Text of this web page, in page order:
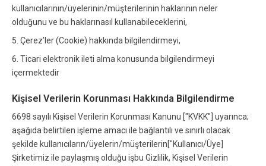
kullanıcılarının/üyelerinin/müşterilerinin haklarının neler
olduğunu ve bu haklarınasıl kullanabileceklerini,
5. Çerez’ler (Cookie) hakkında bilgilendirmeyi,
6. Ticari elektronik ileti alma konusunda bilgilendirmeyi
içermektedir
Kişisel Verilerin Korunması Hakkında Bilgilendirme
6698 sayılı Kişisel Verilerin Korunması Kanunu ["KVKK"] uyarınca;
aşağıda belirtilen işleme amacı ile bağlantılı ve sınırlı olacak
şekilde kullanıcıların/üyelerin/müşterilerin["Kullanıcı/Üye]
Şirketimiz ile paylaşmış olduğu işbu Gizlilik, Kişisel Verilerin